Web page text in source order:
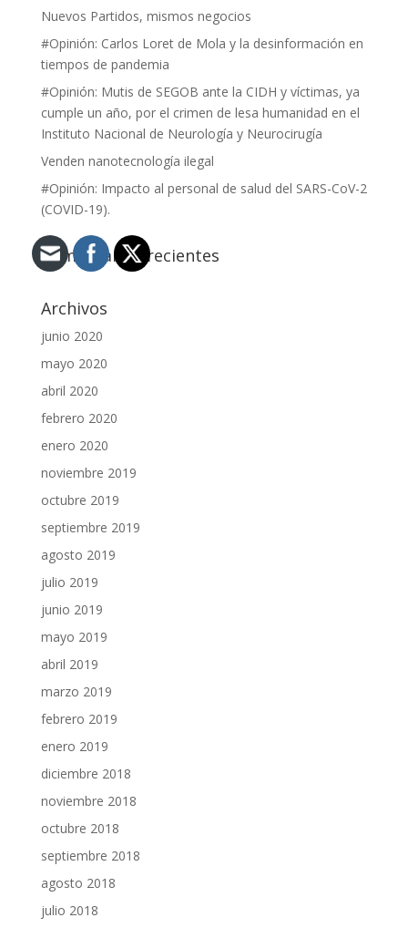
Nuevos Partidos, mismos negocios
#Opinión: Carlos Loret de Mola y la desinformación en
tiempos de pandemia
#Opinión: Mutis de SEGOB ante la CIDH y víctimas, ya
cumple un año, por el crimen de lesa humanidad en el
Instituto Nacional de Neurología y Neurocirugía
Venden nanotecnología ilegal
#Opinión: Impacto al personal de salud del SARS-CoV-2
(COVID-19).
Comentarios recientes
Archivos
junio 2020
mayo 2020
abril 2020
febrero 2020
enero 2020
noviembre 2019
octubre 2019
septiembre 2019
agosto 2019
julio 2019
junio 2019
mayo 2019
abril 2019
marzo 2019
febrero 2019
enero 2019
diciembre 2018
noviembre 2018
octubre 2018
septiembre 2018
agosto 2018
julio 2018